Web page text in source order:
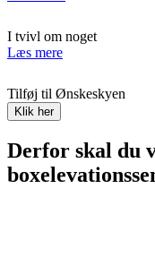
I tvivl om noget
Læs mere
Tilføj til Ønskeskyen
Klik her
Derfor skal du